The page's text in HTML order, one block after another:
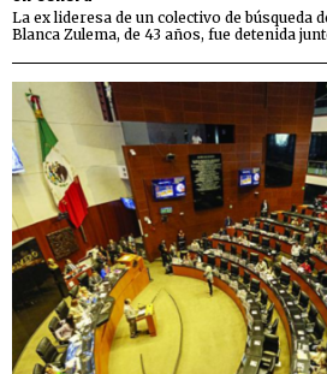
La ex lideresa de un colectivo de búsqueda
Blanca Zulema, de 43 años, fue detenida